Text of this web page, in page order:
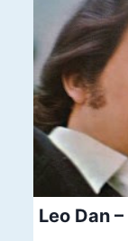
Leo Dan